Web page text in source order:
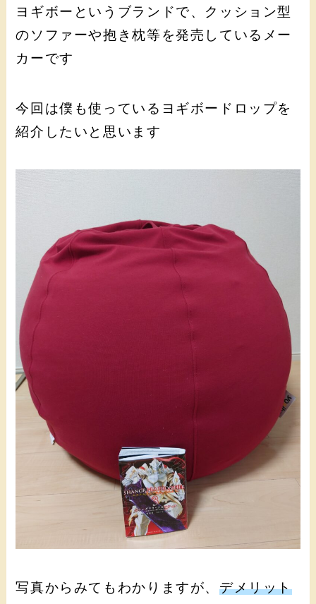
ヨギボーというブランドで、クッション型
のソファーや抱き枕等を発売しているメー
カーです
今回は僕も使っているヨギボードロップを
紹介したいと思います
写真からみてもわかりますが、 デメリット